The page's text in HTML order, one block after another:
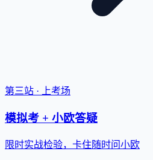
第三站 · 上考场
模拟考 + 小欧答疑
限时实战检验，卡住随时问小欧